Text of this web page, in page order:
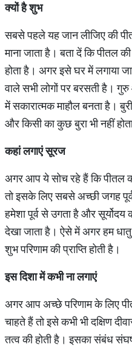
क्योंहैशुभ
सबसे पहले यह जान लीजिए की
माना जाता है। बता दें कि पीतल
होता है। अगर इसे घर में लगाया
वाले सभी लोगों पर बरसती है।
में सकारात्मक माहौल बनता है।
और किसी का कुछ बुरा भी नहीं
कहांलगाएंसूरज
अगर आप ये सोच रहे हैं कि पीतल
तो इसके लिए सबसे अच्छी जगह
हमेशा पूर्व से उगता है और सूर्योदय
देखा जाता है। ऐसे में अगर हम धातु
शुभ परिणाम की प्राप्ति होती है।
इसदिशामेंकभीनालगाएं
अगर आप अच्छे परिणाम के लिए
चाहते हैं तो इसे कभी भी दक्षिण
तत्व की होती है। इसका संबंध